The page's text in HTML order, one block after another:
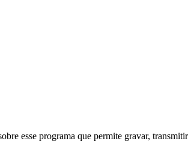
esse programa que permite gravar,